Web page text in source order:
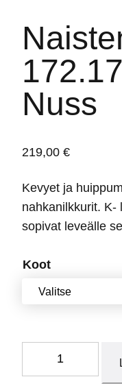
Nuss
219,00 €
Kevyet ja
nahkanilkkurit. K-
sopivat leveälle
Koot